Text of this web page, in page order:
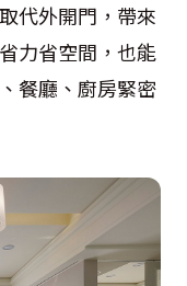
代外開門，帶來
力省空間，也能
餐廳、廚房緊密